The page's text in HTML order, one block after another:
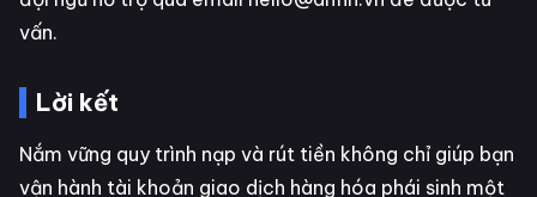
vấn.
Lời kết
Nắm vững quy trình nạp và rút tiền không chỉ giúp bạn
vận hành tài khoản giao dịch hàng hóa phái sinh một